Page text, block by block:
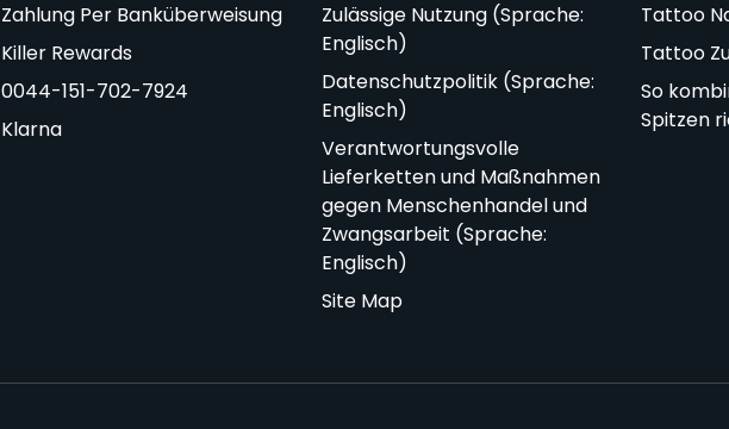
Zahlung Per Banküberweisung
Killer Rewards
0044-151-702-7924
Klarna
Zulässige Nutzung (Sprache:
Englisch)
Datenschutzpolitik (Sprache:
Englisch)
Verantwortungsvolle
Lieferketten und Maßnahmen
gegen Menschenhandel und
Zwangsarbeit (Sprache:
Englisch)
Site Map
Tattoo
Tattoo
So
Spitzen